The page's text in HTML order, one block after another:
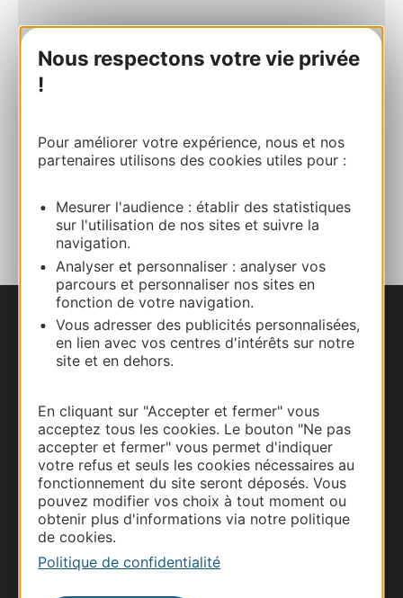
Nous respectons votre vie privée
!
Pour améliorer votre expérience, nous et nos
partenaires utilisons des cookies utiles pour :
Mesurer l'audience : établir des statistiques
sur l'utilisation de nos sites et suivre la
navigation.
Analyser et personnaliser : analyser vos
parcours et personnaliser nos sites en
fonction de votre navigation.
Vous adresser des publicités personnalisées,
en lien avec vos centres d'intérêts sur notre
site et en dehors.
En cliquant sur "Accepter et fermer" vous
acceptez tous les cookies. Le bouton "Ne pas
accepter et fermer" vous permet d'indiquer
votre refus et seuls les cookies nécessaires au
fonctionnement du site seront déposés. Vous
pouvez modifier vos choix à tout moment ou
obtenir plus d'informations via notre politique
de cookies.
Politique de confidentialité
Facebook
AJOUTER
AU CARNET
Nous contacter
Carte interactive
Documentation